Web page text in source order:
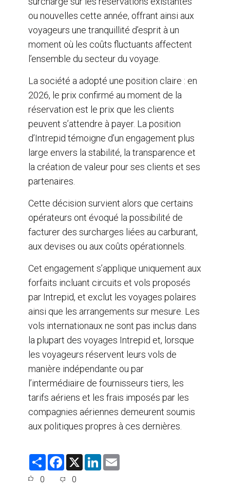
k
n
ou nouvelles cette année, offrant ainsi aux
voyageurs une tranquillité d’esprit à un
moment où les coûts fluctuants affectent
l’ensemble du secteur du voyage.
La société a adopté une position claire : en
2026, le prix confirmé au moment de la
réservation est le prix que les clients
peuvent s’attendre à payer. La position
d’Intrepid témoigne d’un engagement plus
large envers la stabilité, la transparence et
la création de valeur pour ses clients et ses
partenaires.
Cette décision survient alors que certains
opérateurs ont évoqué la possibilité de
facturer des surcharges liées au carburant,
aux devises ou aux coûts opérationnels.
Cet engagement s’applique uniquement aux
forfaits incluant circuits et vols proposés
par Intrepid, et exclut les voyages polaires
ainsi que les arrangements sur mesure. Les
vols internationaux ne sont pas inclus dans
la plupart des voyages Intrepid et, lorsque
les voyageurs réservent leurs vols de
manière indépendante ou par
l’intermédiaire de fournisseurs tiers, les
tarifs aériens et les frais imposés par les
compagnies aériennes demeurent soumis
aux politiques propres à ces dernières.
S
F
e
X
L
0 0